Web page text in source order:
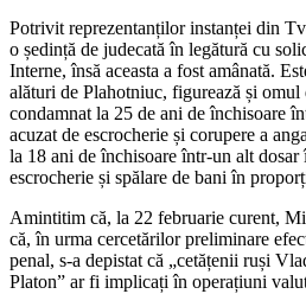
Potrivit reprezentanților instanței din
o ședință de judecată în legătură cu
Interne, însă aceasta a fost amânată.
alături de Plahotniuc, figurează și omul
condamnat la 25 de ani de închisoare
acuzat de escrocherie și corupere a
la 18 ani de închisoare într-un alt dosar
escrocherie și spălare de bani în
Amintitim că, la 22 februarie curent,
că, în urma cercetărilor preliminare
penal, s-a depistat că „cetățenii ruși
Platon” ar fi implicați în operațiuni